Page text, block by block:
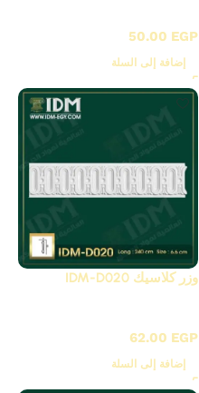
50.00 EGP
إضافة إلى السلة
وزر كلاسيك IDM-D020
62.00 EGP
إضافة إلى السلة